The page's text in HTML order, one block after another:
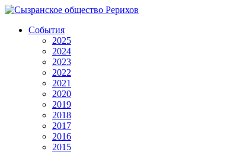
События
2025
2024
2023
2022
2021
2020
2019
2018
2017
2016
2015